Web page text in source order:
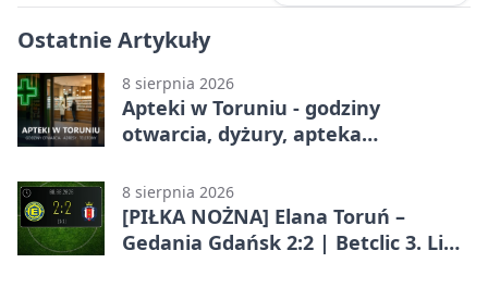
Ostatnie Artykuły
8 sierpnia 2026
Apteki w Toruniu - godziny
otwarcia, dyżury, apteka
8 sierpnia 2026
[PIŁKA NOŻNA] Elana Toruń –
Gedania Gdańsk 2:2 | Betclic 3. Liga